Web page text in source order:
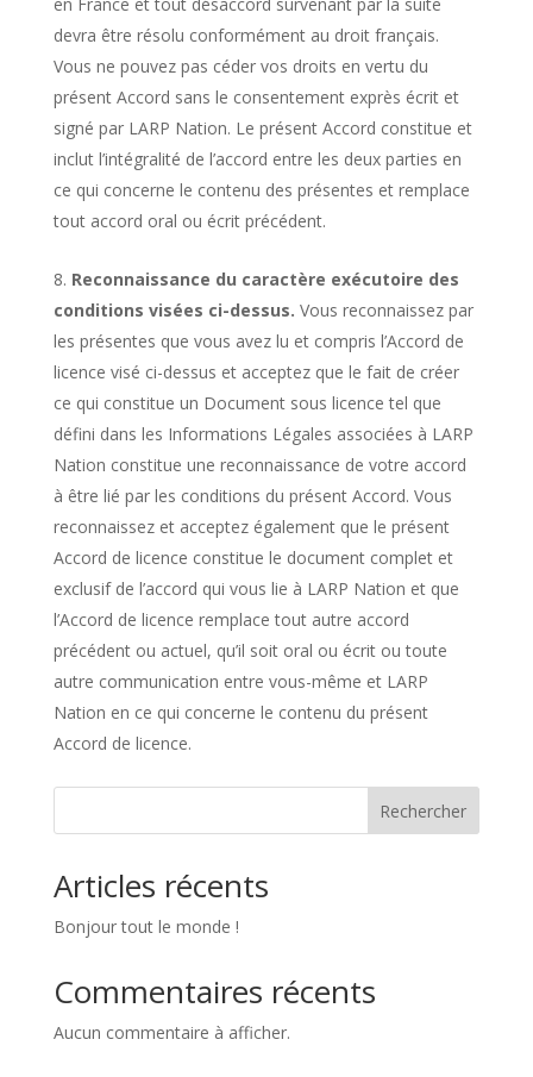
devra être résolu conformément au droit français.
Vous ne pouvez pas céder vos droits en vertu du
présent Accord sans le consentement exprès écrit et
signé par LARP Nation. Le présent Accord constitue et
inclut l’intégralité de l’accord entre les deux parties en
ce qui concerne le contenu des présentes et remplace
tout accord oral ou écrit précédent.
Reconnaissance du caractère exécutoire des
conditions visées ci-dessus. Vous reconnaissez par
les présentes que vous avez lu et compris l’Accord de
licence visé ci-dessus et acceptez que le fait de créer
ce qui constitue un Document sous licence tel que
défini dans les Informations Légales associées à LARP
Nation constitue une reconnaissance de votre accord
à être lié par les conditions du présent Accord. Vous
reconnaissez et acceptez également que le présent
Accord de licence constitue le document complet et
exclusif de l’accord qui vous lie à LARP Nation et que
l’Accord de licence remplace tout autre accord
précédent ou actuel, qu’il soit oral ou écrit ou toute
autre communication entre vous-même et LARP
Nation en ce qui concerne le contenu du présent
Accord de licence.
Rechercher
Articles récents
Bonjour tout le monde !
Commentaires récents
Aucun commentaire à afficher.